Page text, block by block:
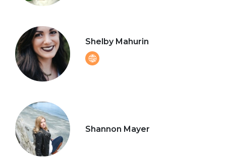
Shelby Mahurin
Shannon Mayer